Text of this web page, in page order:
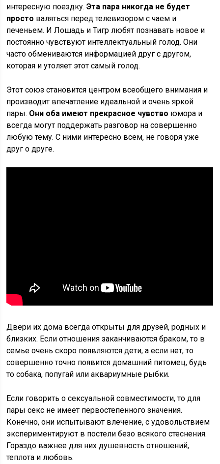
интересную поездку.Эта пара никогда не будет
просто валяться перед телевизором с чаем и
печеньем. И Лошадь и Тигр любят познавать новое и
постоянно чувствуют интеллектуальный голод. Они
часто обмениваются информацией друг с другом,
которая и утоляет этот самый голод.
Этот союз становится центром всеобщего внимания и
производит впечатление идеальной и очень яркой
пары. Они оба имеют прекрасное чувство юмора и
всегда могут поддержать разговор на совершенно
любую тему. С ними интересно всем, не говоря уже
друг о друге.
Двери их дома всегда открыты для друзей, родных и
близких. Если отношения заканчиваются браком, то в
семье очень скоро появляются дети, а если нет, то
совершенно точно появится домашний питомец, будь
то собака, попугай или аквариумные рыбки.
Если говорить о сексуальной совместимости, то для
пары секс не имеет первостепенного значения.
Конечно, они испытывают влечение, с удовольствием
экспериментируют в постели безо всякого стеснения.
Гораздо важнее для них душевность отношений,
теплота и любовь.